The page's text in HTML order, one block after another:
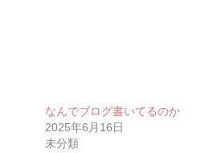
なんでブログ書いてるのか
2025年6月16日
未分類